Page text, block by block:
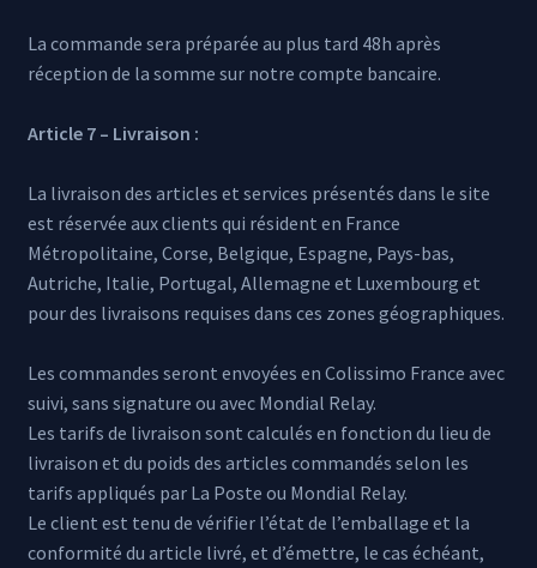
La commande sera préparée au plus tard 48h après
réception de la somme sur notre compte bancaire.
Article 7 – Livraison :
La livraison des articles et services présentés dans le site
est réservée aux clients qui résident en France
Métropolitaine, Corse, Belgique, Espagne, Pays-bas,
Autriche, Italie, Portugal, Allemagne et Luxembourg et
pour des livraisons requises dans ces zones géographiques.
Les commandes seront envoyées en Colissimo France avec
suivi, sans signature ou avec Mondial Relay.
Les tarifs de livraison sont calculés en fonction du lieu de
livraison et du poids des articles commandés selon les
tarifs appliqués par La Poste ou Mondial Relay.
Le client est tenu de vérifier l’état de l’emballage et la
conformité du article livré, et d’émettre, le cas échéant,